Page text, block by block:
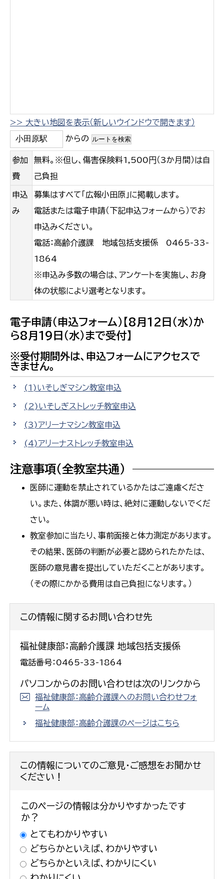
>> 大きい地図を表示（新しいウインドウで開きます）
からの
参加
費
無料。※但し、傷害保険料1,500円（3か月間）は自
己負担
申込
み
募集はすべて「広報小田原」に掲載します。
電話または電子申請（下記申込フォームから）でお
申込みください。
電話：高齢介護課 地域包括支援係 0465-33-
1864
※申込み多数の場合は、アンケートを実施し、お身
体の状態により選考となります。
電子申請（申込フォーム）【8月12日（水）か
ら8月19日（水）まで受付】
※受付期間外は、申込フォームにアクセスで
きません。
(1)いそしぎマシン教室申込
(2)いそしぎストレッチ教室申込
(3)アリーナマシン教室申込
(4)アリーナストレッチ教室申込
注意事項（全教室共通）
医師に運動を禁止されているかたはご遠慮くださ
い。また、体調が悪い時は、絶対に運動しないでくだ
さい。
教室参加に当たり、事前面接と体力測定があります。
その結果、医師の判断が必要と認められたかたは、
医師の意見書を提出していただくことがあります。
（その際にかかる費用は自己負担になります。）
この情報に関するお問い合わせ先
福祉健康部：高齢介護課 地域包括支援係
電話番号：0465-33-1864
パソコンからのお問い合わせは次のリンクから
福祉健康部：高齢介護課へのお問い合わせフォ
ーム
福祉健康部：高齢介護課のページはこちら
この情報についてのご意見・ご感想をお聞かせ
ください！
このページの情報は分かりやすかったです
か？
とてもわかりやすい
どちらかといえば、わかりやすい
どちらかといえば、わかりにくい